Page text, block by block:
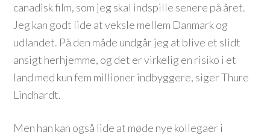
canadisk film, som jeg skal indspille senere på året.
Jeg kan godt lide at veksle mellem Danmark og
udlandet. På den måde undgår jeg at blive et slidt
ansigt herhjemme, og det er virkelig en risiko i et
land med kun fem millioner indbyggere, siger Thure
Lindhardt.
Men han kan også lide at møde nye kollegaer i